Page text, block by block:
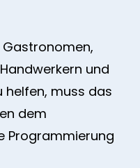
und
helfen, muss das
dem
Programmierung